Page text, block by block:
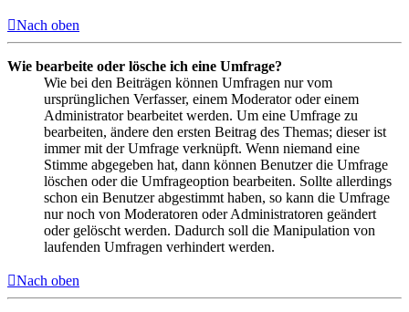
Nach oben
Wie bearbeite oder lösche ich eine Umfrage?
Wie bei den Beiträgen können Umfragen nur vom
ursprünglichen Verfasser, einem Moderator oder einem
Administrator bearbeitet werden. Um eine Umfrage zu
bearbeiten, ändere den ersten Beitrag des Themas; dieser ist
immer mit der Umfrage verknüpft. Wenn niemand eine
Stimme abgegeben hat, dann können Benutzer die Umfrage
löschen oder die Umfrageoption bearbeiten. Sollte allerdings
schon ein Benutzer abgestimmt haben, so kann die Umfrage
nur noch von Moderatoren oder Administratoren geändert
oder gelöscht werden. Dadurch soll die Manipulation von
laufenden Umfragen verhindert werden.
Nach oben